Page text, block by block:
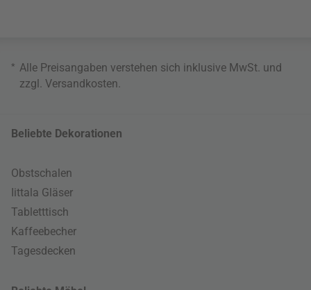
* Alle Preisangaben verstehen sich inklusive MwSt. und
zzgl. Versandkosten.
Beliebte Dekorationen
Obstschalen
Iittala Gläser
Tabletttisch
Kaffeebecher
Tagesdecken